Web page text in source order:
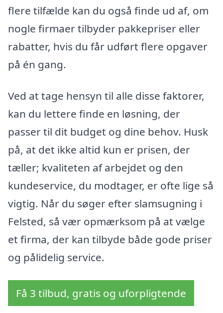
flere tilfælde kan du også finde ud af, om
nogle firmaer tilbyder pakkepriser eller
rabatter, hvis du får udført flere opgaver
på én gang.
Ved at tage hensyn til alle disse faktorer,
kan du lettere finde en løsning, der
passer til dit budget og dine behov. Husk
på, at det ikke altid kun er prisen, der
tæller; kvaliteten af arbejdet og den
kundeservice, du modtager, er ofte lige så
vigtig. Når du søger efter slamsugning i
Felsted, så vær opmærksom på at vælge
et firma, der kan tilbyde både gode priser
og pålidelig service.
Få 3 tilbud, gratis og uforpligtende